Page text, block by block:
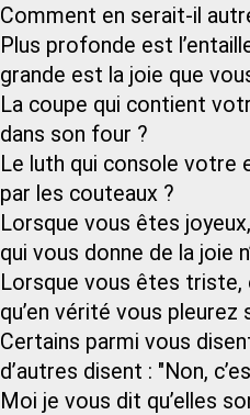
Comment en serait-il
Plus profonde est
grande est la joie que
La coupe qui contient
dans son four ?
Le luth qui console votre
par les couteaux ?
Lorsque vous êtes
qui vous donne de la joie
Lorsque vous êtes
qu’en vérité vous
Certains parmi vous
d’autres disent : "Non,
Moi je vous dit qu’elles